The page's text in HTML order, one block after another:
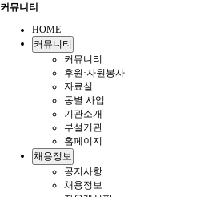
커뮤니티
HOME
커뮤니티
커뮤니티
후원·자원봉사
자료실
동별 사업
기관소개
부설기관
홈페이지
채용정보
공지사항
채용정보